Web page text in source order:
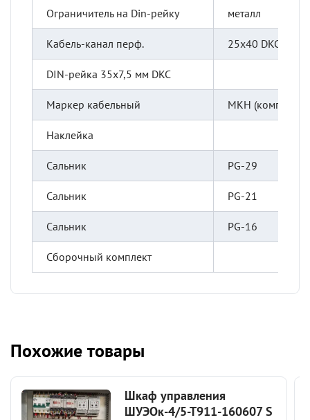
Ограничитель на Din-рейку металл
Кабель-канал перф. 25х40 DKC
DIN-рейка 35х7,5 мм DKC
Маркер кабельный МКН (комплект
Наклейка
Сальник PG-29
Сальник PG-21
Сальник PG-16
Сборочный комплект
Похожие товары
Шкаф управления
ШУЭОк-4/5-Т911-160607 S